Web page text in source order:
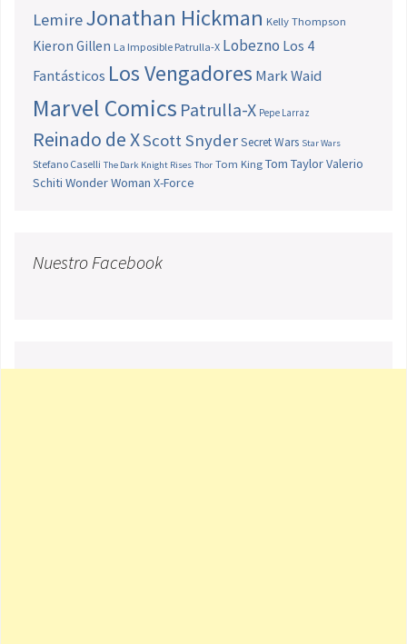
LemireJonathan Hickman Kelly Thompson
Kieron Gillen La Imposible Patrulla-X Lobezno Los 4
Fantásticos Los Vengadores Mark Waid
Marvel Comics Patrulla-X Pepe Larraz
Reinado de XScott SnyderSecret Wars Star Wars
Stefano Caselli The Dark Knight Rises Thor Tom King Tom TaylorValerio
Schiti Wonder Woman X-Force
Nuestro Facebook